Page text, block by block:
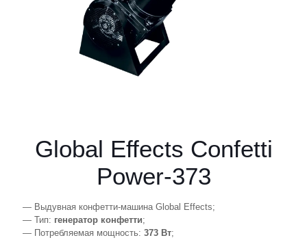
Global Effects Confetti
Power-373
— Выдувная конфетти-машина Global Effects;
— Тип: генератор конфетти;
— Потребляемая мощность: 373 Вт;